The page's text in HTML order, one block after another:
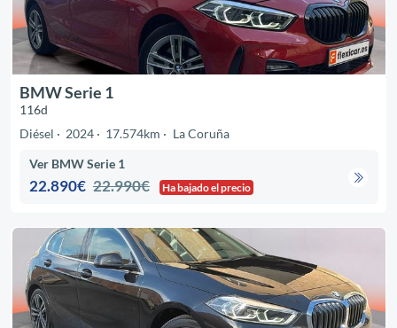
BMW Serie 1
116d
Diésel
2024 17.574km La Coruña
Ver BMW Serie 1
22.890€ 22.990€ Ha bajado el precio